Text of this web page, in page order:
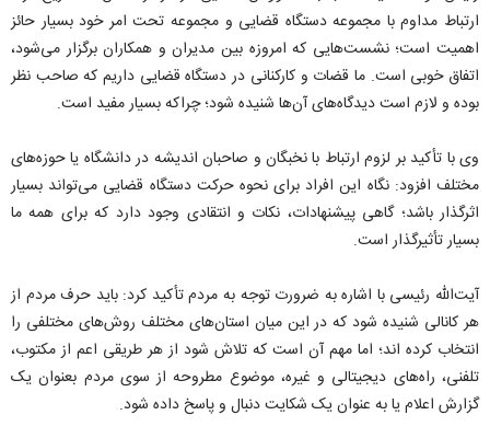
ارتباط مداوم با مجموعه دستگاه قضایی و مجموعه تحت امر خود بسیار حائز
اهمیت است؛ نشست‌هایی که امروزه بین مدیران و همکاران برگزار می‌شود،
اتفاق خوبی است. ما قضات و کارکنانی در دستگاه قضایی داریم که صاحب نظر
بوده و لازم است دیدگاه‌های آن‌ها شنیده شود؛ چراکه بسیار مفید است.
وی با تأکید بر لزوم ارتباط با نخبگان و صاحبان اندیشه در دانشگاه یا حوزه‌های
مختلف افزود: نگاه این افراد برای نحوه حرکت دستگاه قضایی می‌تواند بسیار
اثرگذار باشد؛ گاهی پیشنهادات، نکات و انتقادی وجود دارد که برای همه ما
بسیار تأثیرگذار است.
آیت‌الله رئیسی با اشاره به ضرورت توجه به مردم تأکید کرد: باید حرف مردم از
هر کانالی شنیده شود که در این میان استان‌های مختلف روش‌های مختلفی را
انتخاب کرده اند؛ اما مهم آن است که تلاش شود از هر طریقی اعم از مکتوب،
تلفنی، راه‌های دیجیتالی و غیره، موضوع مطروحه از سوی مردم بعنوان یک
گزارش اعلام یا به عنوان یک شکایت دنبال و پاسخ داده شود.